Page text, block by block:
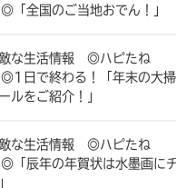
全国のご当地おでん！」
な生活情報 ◎ハピたね
で終わる！「年末の大掃
ルをご紹介！」
な生活情報 ◎ハピたね
辰年の年賀状は水墨画に